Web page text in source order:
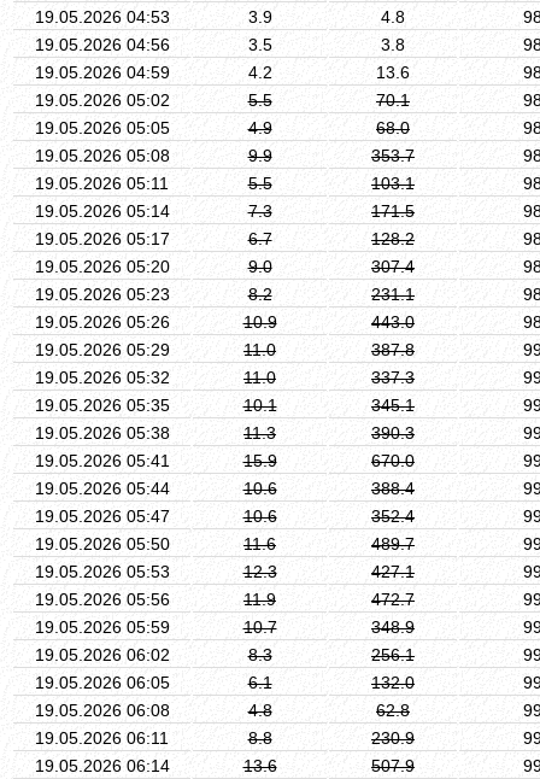
19.05.2026 04:53
3.9 4.8
19.05.2026 04:56
3.5 3.8
19.05.2026 04:59
4.2 13.6
19.05.2026 05:02
5.5 70.1
19.05.2026 05:05
4.9 68.0
19.05.2026 05:08
9.9 353.7
19.05.2026 05:11
5.5 103.1
19.05.2026 05:14
7.3 171.5
19.05.2026 05:17
6.7 128.2
19.05.2026 05:20
9.0 307.4
19.05.2026 05:23
8.2 231.1
19.05.2026 05:26
10.9 443.0
19.05.2026 05:29
11.0 387.8
19.05.2026 05:32
11.0 337.3
19.05.2026 05:35
10.1 345.1
19.05.2026 05:38
11.3 390.3
19.05.2026 05:41
15.9 670.0
19.05.2026 05:44
10.6 388.4
19.05.2026 05:47
10.6 352.4
19.05.2026 05:50
11.6 489.7
19.05.2026 05:53
12.3 427.1
19.05.2026 05:56
11.9 472.7
19.05.2026 05:59
10.7 348.9
19.05.2026 06:02
8.3 256.1
19.05.2026 06:05
6.1 132.0
19.05.2026 06:08
4.8 62.8
19.05.2026 06:11
8.8 230.9
19.05.2026 06:14
13.6 507.9